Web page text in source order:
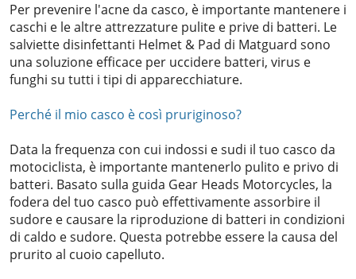
Per prevenire l'acne da casco, è importante mantenere i
caschi e le altre attrezzature pulite e prive di batteri. Le
salviette disinfettanti Helmet & Pad di Matguard sono
una soluzione efficace per uccidere batteri, virus e
funghi su tutti i tipi di apparecchiature.
Perché il mio casco è così pruriginoso?
Data la frequenza con cui indossi e sudi il tuo casco da
motociclista, è importante mantenerlo pulito e privo di
batteri. Basato sulla guida Gear Heads Motorcycles, la
fodera del tuo casco può effettivamente assorbire il
sudore e causare la riproduzione di batteri in condizioni
di caldo e sudore. Questa potrebbe essere la causa del
prurito al cuoio capelluto.